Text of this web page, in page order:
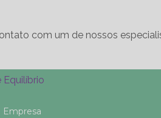
com um de nossos
Empresa